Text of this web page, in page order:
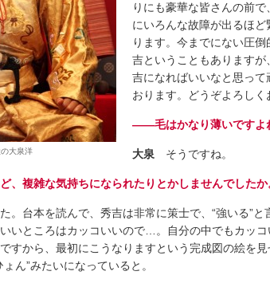
大泉洋
りにも豪華な皆さんの前
にいろんな故障が出るほ
ります。今までにない圧
吉ということもあります
吉になればいいなと思っ
おります。どうぞよろしく
――毛はかなり薄いですよ
大泉 そうですね。
複雑な気持ちになられたりとかしませんでしたか
。台本を読んで、秀吉は非常に策士で、“強いる”と
いところはカッコいいので…。自分の中でもカッ
すから、最初にこうなりますという完成図の絵を
ん”みたいになっていると。